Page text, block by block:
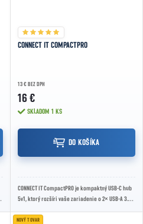
CONNECT IT COMPACTPRO
13 € BEZ DPH
16 €
SKLADOM 1 KS
DO KOŠÍKA
CONNECT IT CompactPRO je kompaktný USB-C hub
5v1, ktorý rozšíri vaše zariadenie o 2× USB-A 3.2
NOVÝ TOVAR